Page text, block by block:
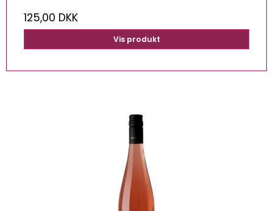
125,00 DKK
Vis produkt